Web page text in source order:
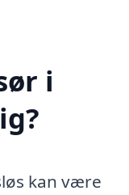
i
kan være